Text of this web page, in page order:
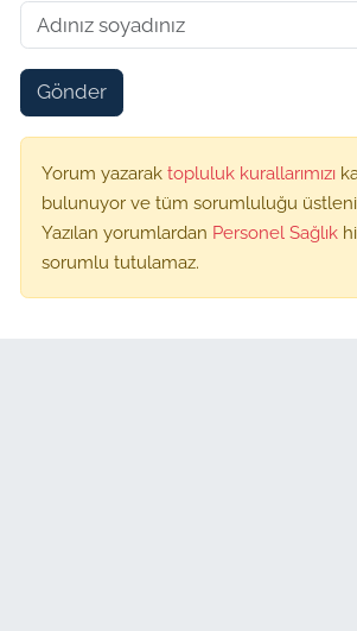
Gönder
Yorum yazarak topluluk kurallarımızı
bulunuyor ve tüm sorumluluğu
Yazılan yorumlardan Personel Sağlık
sorumlu tutulamaz.